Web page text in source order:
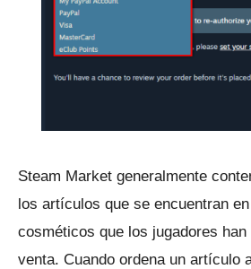
Steam Market generalmente
los artículos que se encuentran
cosméticos que los jugadores han
venta. Cuando ordena un artículo